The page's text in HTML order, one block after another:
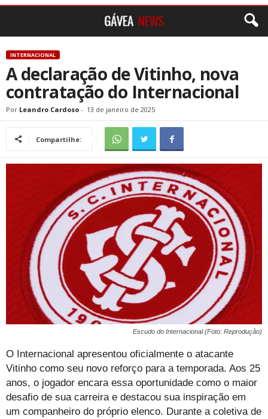
INTERNACIONAL
A declaração de Vitinho, nova
contratação do Internacional
Por Leandro Cardoso - 13 de janeiro de 2025
Compartilhe:
Escudo do Internacional (Foto: Reprodução)
O Internacional apresentou oficialmente o atacante
Vitinho como seu novo reforço para a temporada. Aos 25
anos, o jogador encara essa oportunidade como o maior
desafio de sua carreira e destacou sua inspiração em
um companheiro do próprio elenco. Durante a coletiva de